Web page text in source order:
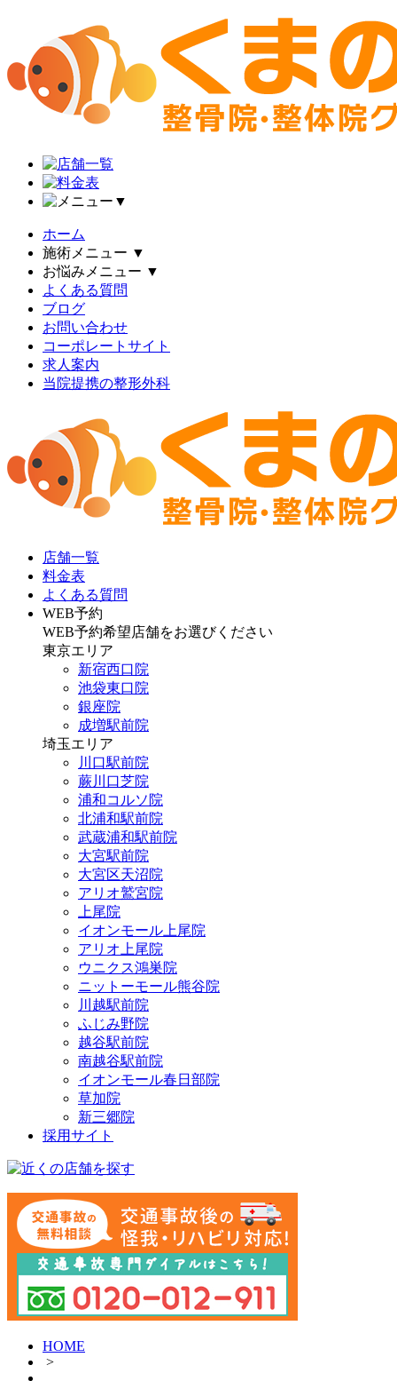
▼
ホーム
施術メニュー ▼
お悩みメニュー ▼
よくある質問
ブログ
お問い合わせ
コーポレートサイト
求人案内
当院提携の整形外科
店舗一覧
料金表
よくある質問
WEB予約
WEB予約希望店舗をお選びください
東京エリア
新宿西口院
池袋東口院
銀座院
成増駅前院
埼玉エリア
川口駅前院
蕨川口芝院
浦和コルソ院
北浦和駅前院
武蔵浦和駅前院
大宮駅前院
大宮区天沼院
アリオ鷲宮院
上尾院
イオンモール上尾院
アリオ上尾院
ウニクス鴻巣院
ニットーモール熊谷院
川越駅前院
ふじみ野院
越谷駅前院
南越谷駅前院
イオンモール春日部院
草加院
新三郷院
採用サイト
HOME
>